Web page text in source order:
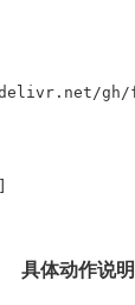
具体动作说明